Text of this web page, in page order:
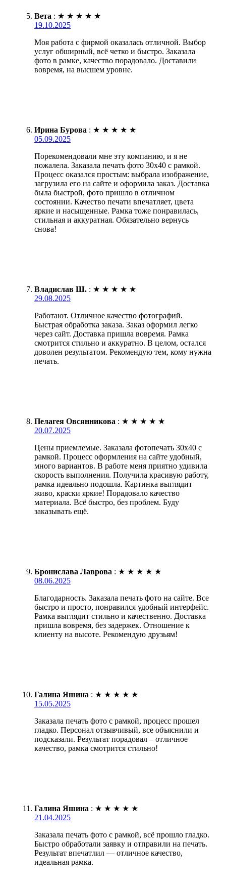
Вета : ★ ★ ★ ★ ★
19.10.2025
Моя работа с фирмой оказалась отличной. Выбор
услуг обширный, всё четко и быстро. Заказала
фото в рамке, качество порадовало. Доставили
вовремя, на высшем уровне.
Ирина Бурова : ★ ★ ★ ★ ★
05.09.2025
Порекомендовали мне эту компанию, и я не
пожалела. Заказала печать фото 30х40 с рамкой.
Процесс оказался простым: выбрала изображение,
загрузила его на сайте и оформила заказ. Доставка
была быстрой, фото пришло в отличном
состоянии. Качество печати впечатляет, цвета
яркие и насыщенные. Рамка тоже понравилась,
стильная и аккуратная. Обязательно вернусь
снова!
Владислав Ш. : ★ ★ ★ ★ ★
29.08.2025
Работают. Отличное качество фотографий.
Быстрая обработка заказа. Заказ оформил легко
через сайт. Доставка пришла вовремя. Рамка
смотрится стильно и аккуратно. В целом, остался
доволен результатом. Рекомендую тем, кому нужна
печать.
Пелагея Овсянникова : ★ ★ ★ ★ ★
20.07.2025
Цены приемлемые. Заказала фотопечать 30х40 с
рамкой. Процесс оформления на сайте удобный,
много вариантов. В работе меня приятно удивила
скорость выполнения. Получила красивую работу,
рамка идеально подошла. Картинка выглядит
живо, краски яркие! Порадовало качество
материала. Всё быстро, без проблем. Буду
заказывать ещё.
Бронислава Лаврова : ★ ★ ★ ★ ★
08.06.2025
Благодарность. Заказала печать фото на сайте. Все
быстро и просто, понравился удобный интерфейс.
Рамка выглядит стильно и качественно. Доставка
пришла вовремя, без задержек. Отношение к
клиенту на высоте. Рекомендую друзьям!
Галина Яшина : ★ ★ ★ ★ ★
15.05.2025
Заказала печать фото с рамкой, процесс прошел
гладко. Персонал отзывчивый, все объяснили и
подсказали. Результат порадовал – отличное
качество, рамка смотрится стильно!
Галина Яшина : ★ ★ ★ ★ ★
21.04.2025
Заказала печать фото с рамкой, всё прошло гладко.
Быстро обработали заявку и отправили на печать.
Результат впечатлил — отличное качество,
идеальная рамка.